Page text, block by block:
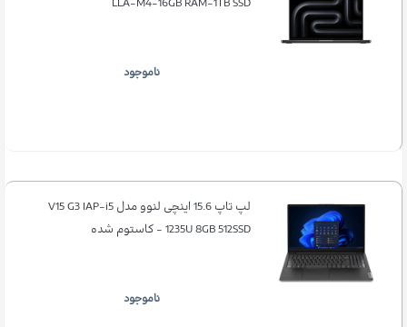
ناموجود
لپ تاپ 15.6 اینچی لنوو مدل V15 G3 IAP-i5
1235U 8GB 512SSD - کاستوم شده
ناموجود